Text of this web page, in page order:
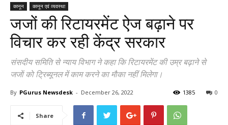
कानून कानून एवं व्यवस्था
जजों की रिटायरमेंट ऐज बढ़ाने पर
विचार कर रही केंद्र सरकार
संसदीय समिति से न्याय विभाग ने कहा कि रिटायरमेंट की उम्र बढ़ाने से
जजाें काे ट्रिब्यूनल में काम करने का माैका नहीं मिलेगा।
By PGurus Newsdesk - December 26, 2022 0
1385
Share